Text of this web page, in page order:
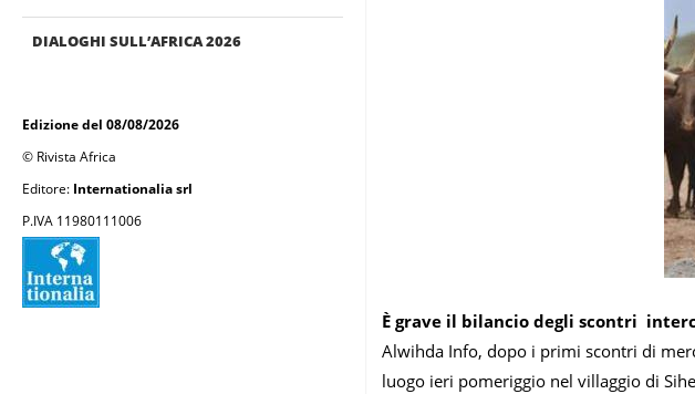
DIALOGHI SULL’AFRICA 2026
Edizione del 08/08/2026
© Rivista Africa
Editore: Internationalia srl
P.IVA 11980111006
È grave il bilancio degli scontri
Alwihda Info, dopo i primi scontri di
luogo ieri pomeriggio nel villaggio di